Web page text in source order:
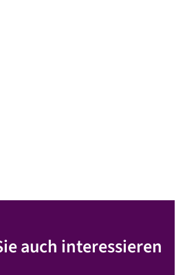
auch interessieren